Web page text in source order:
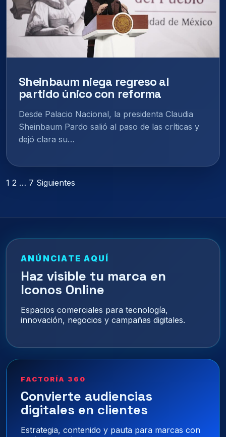
Sheinbaum niega regreso al
partido único con reforma
Desde Palacio Nacional, la presidenta Claudia
Sheinbaum Pardo salió al paso de las críticas y
dejó clara su…
Paginación
entradas
1 2 … 7 Siguientes
ANÚNCIATE AQUÍ
Haz visible tu marca en
Iconos Online
Espacios comerciales para tecnología,
innovación, negocios y campañas digitales.
FACTORÍA 360
Convierte audiencias
digitales en clientes
Estrategia, contenido y pauta para marcas con